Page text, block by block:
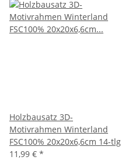
Holzbausatz 3D-
Motivrahmen Winterland
FSC100% 20x20x6,6cm 14-tlg
11,99 € *